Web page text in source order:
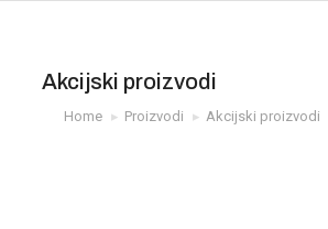
Akcijski proizvodi
You are here:
Home Proizvodi Akcijski proizvodi